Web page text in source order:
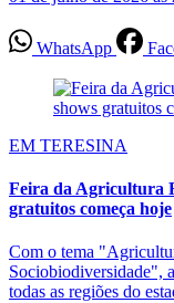
WhatsApp
EM TERESINA
Feira da Agricultura
gratuitos começa hoje
Com o tema
Sociobiodiversidade",
todas as regiões do